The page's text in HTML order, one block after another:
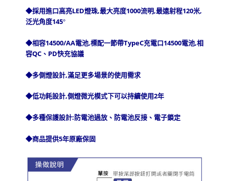
◆採用進口高亮LED燈珠,最大亮度1000流明,最遠射程120米,
泛光角度145°
◆相容14500/AA電池,標配一節帶TypeC充電口14500電池,相
容QC 、 PD快充協議
◆多側燈設計,滿足更多場景的使用需求
◆低功耗設計,側燈微光模式下可以持續使用2年
◆多種保護設計: 防電池過放、防電池反接、電子鎖定
◆商品提供5年原廠保固